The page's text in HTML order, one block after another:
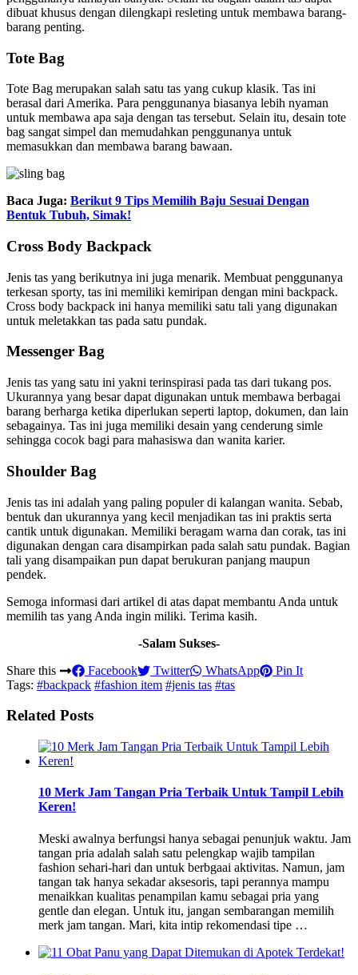
dibuat khusus dengan dilengkapi resleting untuk membawa barang-
barang penting.
Tote Bag
Tote Bag merupakan salah satu tas yang cukup klasik. Tas ini
berasal dari Amerika. Para penggunanya biasanya lebih nyaman
untuk membawa apa saja dengan tas tersebut. Selain itu, desain tote
bag sangat simpel dan memudahkan penggunanya untuk
memasukkan dan membawa barang bawaan.
Baca Juga: Berikut 9 Tips Memilih Baju Sesuai Dengan
Bentuk Tubuh, Simak!
Cross Body Backpack
Jenis tas yang berikutnya ini juga menarik. Membuat penggunanya
terkesan sporty, tas ini memiliki kemiripan dengan mini backpack.
Cross body backpack ini hanya memiliki satu tali yang digunakan
untuk meletakkan tas pada satu pundak.
Messenger Bag
Jenis tas yang satu ini yakni terinspirasi pada tas dari tukang pos.
Ukurannya yang besar dapat digunakan untuk membawa berbagai
barang berharga ketika diperlukan seperti laptop, dokumen, dan lain
sebagainya. Tas ini juga memiliki desain yang cenderung simle
sehingga cocok bagi para mahasiswa dan wanita karier.
Shoulder Bag
Jenis tas ini adalah yang paling populer di kalangan wanita. Sebab,
bentuk dan ukurannya yang kecil menjadikan tas ini praktis serta
cantik untuk digunakan. Memiliki beragam warna dan corak, tas ini
digunakan dengan cara disampirkan pada salah satu pundak. Bagian
tali yang disampaikan pun dapat berukuran panjang maupun
pendek.
Semoga informasi dari artikel di atas dapat membantu Anda untuk
memilih tas yang Anda ingin miliki. Terima kasih.
-Salam Sukses-
Share this
Facebook Twitter WhatsApp
Pin It
Tags: #backpack #fashion item #jenis tas #tas
Related Posts
10 Merk Jam Tangan Pria Terbaik Untuk Tampil Lebih
Keren!
Meski awalnya berfungsi hanya sebagai penunjuk waktu. Jam
tangan pria adalah salah satu pelengkap wajib tampilan
fashion sehari-hari dan untuk berbgaai aktivitas. Namun, jam
tangan tak hanya sekadar aksesoris, tapi perannya mampu
menaikkan kualitas penampilan kamu sebagai pria yang
gentle dan elegan. Untuk itu, jangan sembarangan memilih
merk jam tangan. Mari, kita intip rekomendasi tipe …